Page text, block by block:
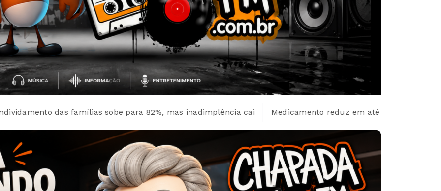
para 82%, mas inadimplência cai Medicamento reduz em até 85% internações no SUS por fibrose cística